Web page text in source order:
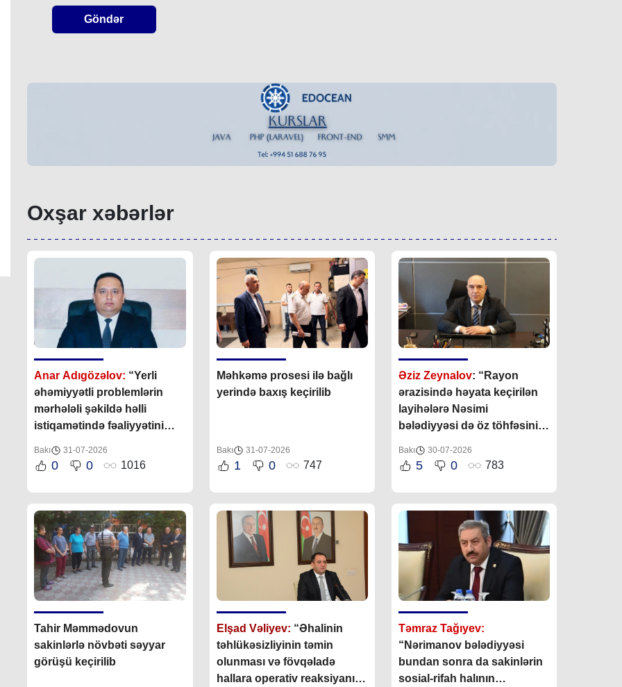
Göndər
Oxşar xəbərlər
Anar Adıgözəlov: “Yerli
əhəmiyyətli problemlərin
mərhələli şəkildə həlli
istiqamətində fəaliyyətini
etdirəcəkdir
Bakı 31-07-2026
0 0 1016
Məhkəmə prosesi ilə bağlı
yerində baxış keçirilib
Bakı 31-07-2026
1 0 747
Əziz Zeynalov: “Rayon
ərazisində həyata keçirilən
layihələrə Nəsimi
bələdiyyəsi də öz töhfəsini
Bakı 30-07-2026
5 0 783
Tahir Məmmədovun
sakinlərlə növbəti səyyar
görüşü keçirilib
Elşad Vəliyev: “Əhalinin
təhlükəsizliyinin təmin
olunması və fövqəladə
hallara operativ reaksiyanın
Təmraz Tağıyev:
“Nərimanov bələdiyyəsi
bundan sonra da sakinlərin
sosial-rifah halının